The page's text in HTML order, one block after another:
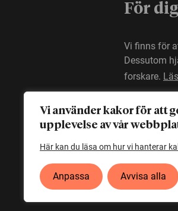
Vi använder kakor för att
upplevelse av vår
Här kan du läsa om hur vi hanterar
Anpassa Avvisa alla
För
Vi finns för
Dessutom
forskare.